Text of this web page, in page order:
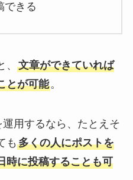
できる
文章ができていれば
とが可能。
用するなら、たとえそ
も 多くの人にポストを
時に投稿することも可